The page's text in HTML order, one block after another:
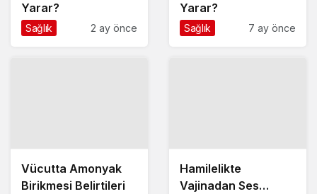
Yarar?
Sağlık 2 ay önce
Yarar?
Sağlık 7 ay önce
Vücutta Amonyak
Birikmesi Belirtileri
Hamilelikte
Vajinadan Ses